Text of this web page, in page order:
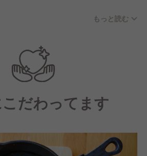
を目指しています。そのため、
ので、日々刺激を受けながら学び
もっと読む
だわってます